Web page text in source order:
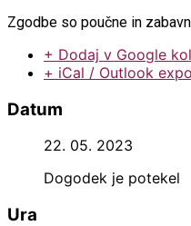
Zgodbe so poučne in
+ Dodaj v Google
+ iCal / Outlook
Datum
22. 05. 2023
Dogodek je potekel
Ura